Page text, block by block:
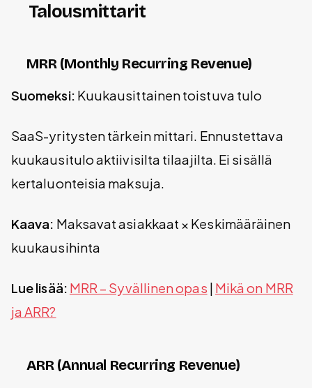
Talousmittarit
MRR (Monthly Recurring Revenue)
Suomeksi: Kuukausittainen toistuva tulo
SaaS-yritysten tärkein mittari. Ennustettava
kuukausitulo aktiivisilta tilaajilta. Ei sisällä
kertaluonteisia maksuja.
Kaava: Maksavat asiakkaat × Keskimääräinen
kuukausihinta
Lue lisää: MRR – Syvällinen opas | Mikä on MRR
ja ARR?
ARR (Annual Recurring Revenue)